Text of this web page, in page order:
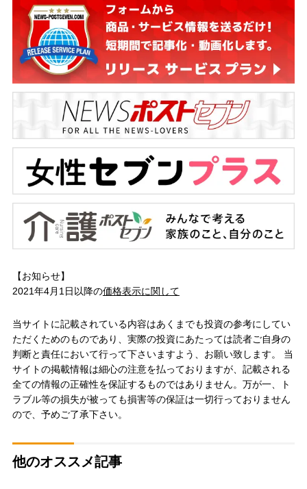
【お知らせ】
2021年4月1日以降の価格表示に関して
当サイトに記載されている内容はあくまでも投資の参考にしてい
ただくためのものであり、実際の投資にあたっては読者ご自身の
判断と責任において行って下さいますよう、お願い致します。 当
サイトの掲載情報は細心の注意を払っておりますが、記載される
全ての情報の正確性を保証するものではありません。万が一、ト
ラブル等の損失が被っても損害等の保証は一切行っておりません
ので、予めご了承下さい。
他のオススメ記事